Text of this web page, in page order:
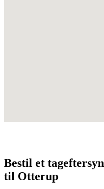
Bestil et tageftersyn
til Otterup